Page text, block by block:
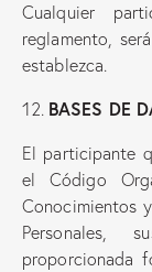
Cualquier
reglamento,
establezca.
BASES DE
El participante
el Código
Conocimientos
Personales,
proporcionada